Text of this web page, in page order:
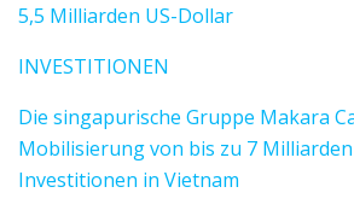
5,5 Milliarden US-Dollar
INVESTITIONEN
Die singapurische Gruppe Makara
Mobilisierung von bis zu 7
Investitionen in Vietnam